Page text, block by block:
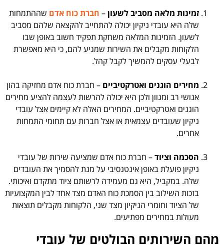
זמינות מלאה מסביב לשעון– חברת כוח אדם שההתמחות
שלה היא עובדי ניקיון יכולה להתחייב להקצאה שלהם מסביב
לשעון. הזמינות המלאה משחקת תפקיד חשוב באופן שבו
הלקוחות מקבלים את השירות שמגיע להם, כי היא מאפשרת
לבעלי עסקים להמשיך לקבל קהל.
מחירים הוגנים ואטרקטיביים – חברת כוח אדם מחזיקה בהון
אנושי רב ומגוון ולכן היא יכולה להרשות לעצמה להציע מחירים
הוגנים ואטרקטיביים. המחירים האלה לא קיימים אצל עובדי
ניקיון שעובדים עצמאית או אצל חברות עם תחומי התמחות
אחרים.
הסכמה וציוד– חברת כוח אדם שמציעה שירות של עובדי
ניקיון פועלת באופן אינטנסיבי על מנת להסמיך את העובדים
שלה. במקביל, היא גם מעמידה לרשותם ציוד מתקדם ואיכותי.
בזכות השילוב בין הסמכת כוח האדם מצד אחד לבין המקצועיות
של הציוד וחומרי הניקיון מצד שני, הלקוחות מקבלים תוצאות
מעולות במחירים מפתיעים.
מהם השירותים הבולטים של עובדי